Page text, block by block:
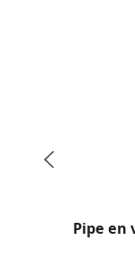
Pipe en